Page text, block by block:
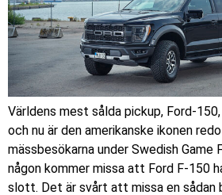
Världens mest sålda pickup, Ford-
och nu är den amerikanske ikonen
mässbesökarna under Swedish
någon kommer missa att Ford F-150
slott. Det är svårt att missa en sådan